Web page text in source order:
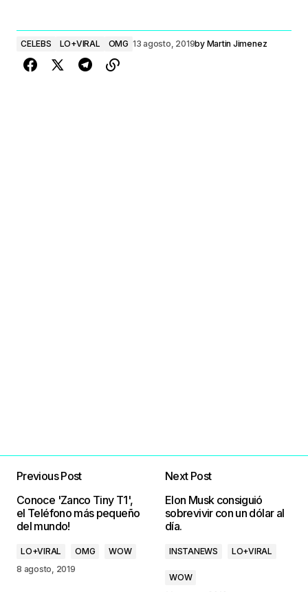
CELEBS LO+VIRAL OMG 13 agosto, 2019by Martin Jimenez
Previous Post
Conoce 'Zanco Tiny T1',
el Teléfono más pequeño
del mundo!
LO+VIRAL OMG
WOW
8 agosto, 2019
Next Post
Elon Musk consiguió
sobrevivir con un dólar al
día.
INSTANEWS LO+VIRAL
WOW